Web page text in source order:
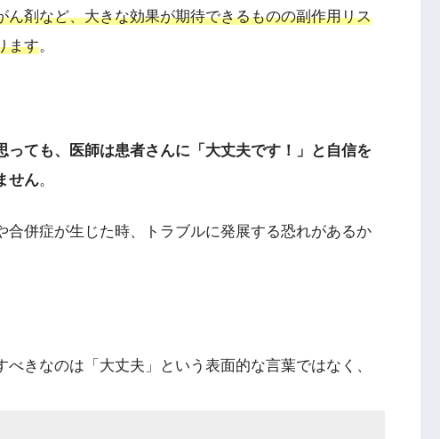
剤など、大きな効果が期待できるものの副作用リス
ます。
っても、医師は患者さんに「大丈夫です！」と自信を
せん。
併症が生じた時、トラブルに発展する恐れがあるか
きなのは「大丈夫」という表面的な言葉ではなく、